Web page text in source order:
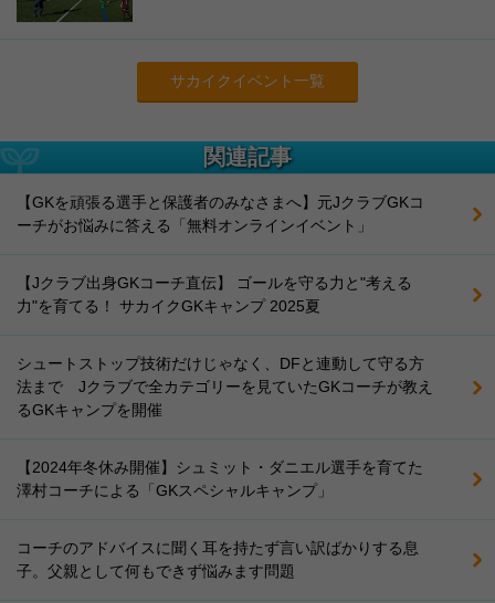
サカイクイベント一覧
関連記事
【GKを頑張る選手と保護者のみなさまへ】元JクラブGKコ
ーチがお悩みに答える「無料オンラインイベント」
【Jクラブ出身GKコーチ直伝】 ゴールを守る力と"考える
力"を育てる！ サカイクGKキャンプ 2025夏
シュートストップ技術だけじゃなく、DFと連動して守る方
法まで Jクラブで全カテゴリーを見ていたGKコーチが教え
るGKキャンプを開催
【2024年冬休み開催】シュミット・ダニエル選手を育てた
澤村コーチによる「GKスペシャルキャンプ」
コーチのアドバイスに聞く耳を持たず言い訳ばかりする息
子。父親として何もできず悩みます問題